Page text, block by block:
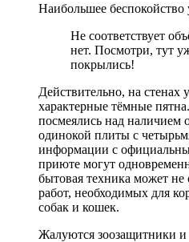
Наибольшее беспокойство
Не соответствует
нет. Посмотри, тут
покрылись!
Действительно, на стенах
характерные тёмные
посмеялись над наличием
одинокой плиты с
информации с
приюте могут
бытовая техника может не
работ, необходимых для
собак и кошек.
Жалуются зоозащитники и